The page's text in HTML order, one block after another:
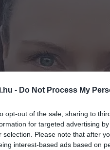
- Do Not Process My
opt-out of the sale, sharing to
for targeted advertising
selection. Please note that after
interest-based ads based on